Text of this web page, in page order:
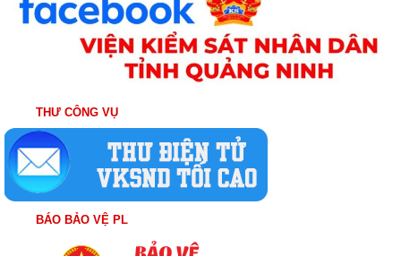
THƯ CÔNG VỤ
BÁO BẢO VỆ PL